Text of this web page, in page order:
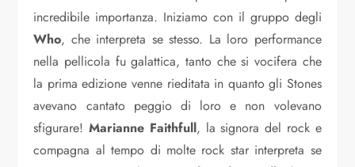
incredibile importanza. Iniziamo con il gruppo degli
Who, che interpreta se stesso. La loro performance
nella pellicola fu galattica, tanto che si vocifera che
la prima edizione venne rieditata in quanto gli Stones
avevano cantato peggio di loro e non volevano
sfigurare!Marianne Faithfull, la signora del rock e
compagna al tempo di molte rock star interpreta se